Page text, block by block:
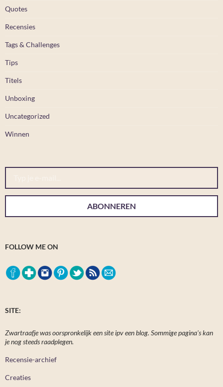
Quotes
Recensies
Tags & Challenges
Tips
Titels
Unboxing
Uncategorized
Winnen
Typ je e-mail...
ABONNEREN
FOLLOW ME ON
SITE:
Zwartraafje was oorspronkelijk een site ipv een blog. Sommige pagina's kan
je nog steeds raadplegen.
Recensie-archief
Creaties